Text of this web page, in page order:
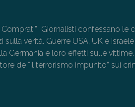
Comprati” Giornalisti confessano le
verità. Guerre USA, UK e
Germania e loro effetti sulle
de “Il terrorismo impunito” sui